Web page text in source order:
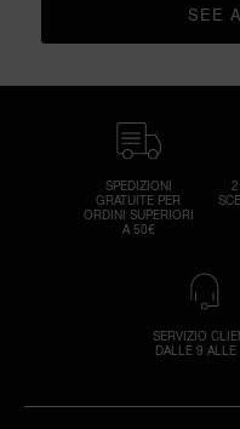
SPEDIZIONI
GRATUITE PER
ORDINI SUPERIORI
A 50€
SERVIZIO
DALLE 9 ALLE